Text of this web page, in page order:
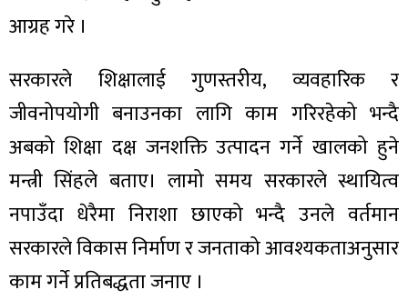
आग्रह गरे ।
सरकारले शिक्षालाई गुणस्तरीय, व्यवहारिक र
जीवनोपयोगी बनाउनका लागि काम गरिरहेको भन्दै
अबको शिक्षा दक्ष जनशक्ति उत्पादन गर्ने खालको हुने
मन्त्री सिंहले बताए। लामो समय सरकारले स्थायित्व
नपाउँदा धेरैमा निराशा छाएको भन्दै उनले वर्तमान
सरकारले विकास निर्माण र जनताको आवश्यकताअनुसार
काम गर्ने प्रतिबद्धता जनाए ।